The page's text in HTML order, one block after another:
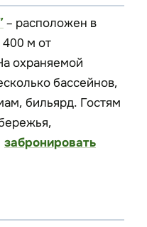
– расположен в
м от
охраняемой
бассейнов,
бильярд. Гостям
забронировать